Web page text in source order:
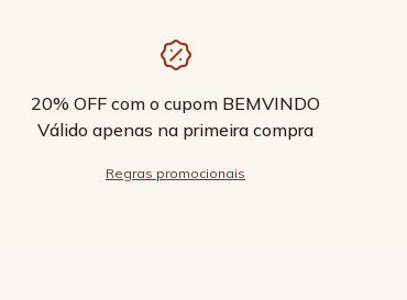
20% OFF com o cupom BEMVINDO
Válido apenas na primeira compra
Regras promocionais